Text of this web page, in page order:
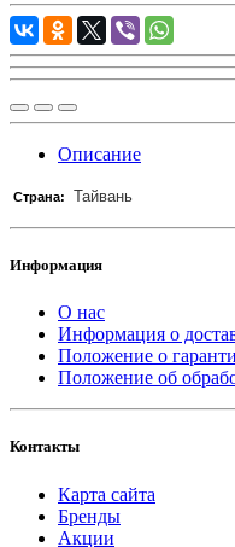
Описание
Страна: Тайвань
Информация
О нас
Информация о
Положение о
Положение об
Контакты
Карта сайта
Бренды
Акции